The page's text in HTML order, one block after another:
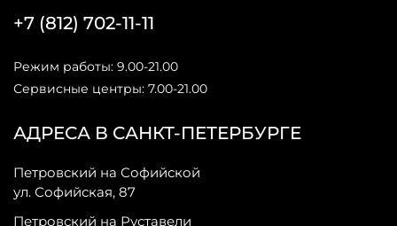
АДРЕСА В САНКТ-ПЕТЕРБУРГЕ
Петровский на Софийской
ул. Софийская, 87
Петровский на Руставели
+7 (812) 702-11-11
Режим работы: 9.00-21.00
Сервисные центры: 7.00-21.00